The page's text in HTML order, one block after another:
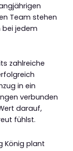
Team stehen
bei jedem
zahlreiche
in ein
verbunden
darauf,
fühlst.
König plant